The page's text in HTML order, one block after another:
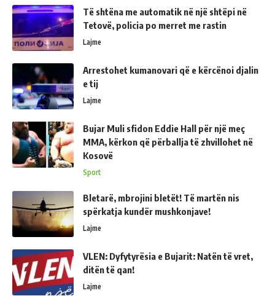
Të shtëna me automatik në një shtëpi në
Tetovë, policia po merret me rastin
Lajme
Arrestohet kumanovari që e kërcënoi djalin
e tij
Lajme
Bujar Muli sfidon Eddie Hall për një meç
MMA, kërkon që përballja të zhvillohet në
Kosovë
Sport
Bletarë, mbrojini bletët! Të martën nis
spërkatja kundër mushkonjave!
Lajme
VLEN: Dyfytyrësia e Bujarit: Natën të vret,
ditën të qan!
Lajme